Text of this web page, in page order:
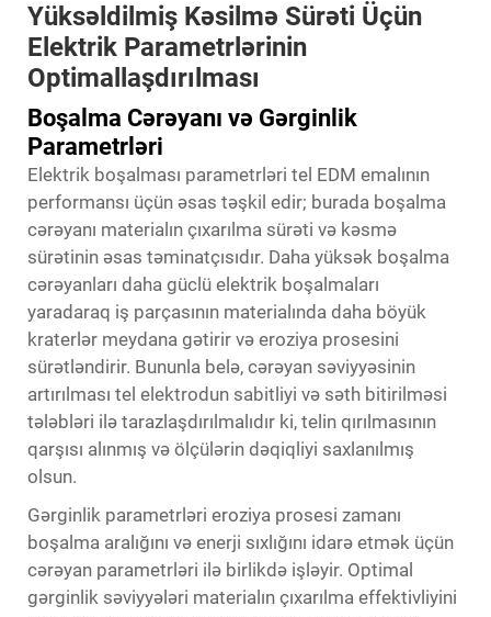
Yüksəldilmiş Kəsilmə Sürəti Üçün
Elektrik Parametrlərinin
Optimallaşdırılması
Boşalma Cərəyanı və Gərginlik
Parametrləri
Elektrik boşalması parametrləri tel EDM emalının
performansı üçün əsas təşkil edir; burada boşalma
cərəyanı materialın çıxarılma sürəti və kəsmə
sürətinin əsas təminatçısıdır. Daha yüksək boşalma
cərəyanları daha güclü elektrik boşalmaları
yaradaraq iş parçasının materialında daha böyük
kraterlər meydana gətirir və eroziya prosesini
sürətləndirir. Bununla belə, cərəyan səviyyəsinin
artırılması tel elektrodun sabitliyi və səth bitirilməsi
tələbləri ilə tarazlaşdırılmalıdır ki, telin qırılmasının
qarşısı alınmış və ölçülərin dəqiqliyi saxlanılmış
olsun.
Gərginlik parametrləri eroziya prosesi zamanı
boşalma aralığını və enerji sıxlığını idarə etmək üçün
cərəyan parametrləri ilə birlikdə işləyir. Optimal
gərginlik səviyyələri materialın çıxarılma effektivliyini